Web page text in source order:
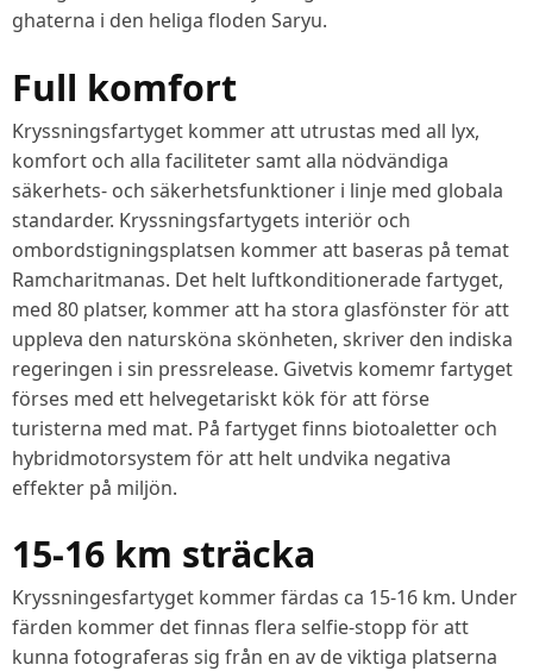
ghaterna i den heliga floden Saryu.
Full komfort
Kryssningsfartyget kommer att utrustas med all lyx,
komfort och alla faciliteter samt alla nödvändiga
säkerhets- och säkerhetsfunktioner i linje med globala
standarder. Kryssningsfartygets interiör och
ombordstigningsplatsen kommer att baseras på temat
Ramcharitmanas. Det helt luftkonditionerade fartyget,
med 80 platser, kommer att ha stora glasfönster för att
uppleva den natursköna skönheten, skriver den indiska
regeringen i sin pressrelease. Givetvis komemr fartyget
förses med ett helvegetariskt kök för att förse
turisterna med mat. På fartyget finns biotoaletter och
hybridmotorsystem för att helt undvika negativa
effekter på miljön.
15-16 km sträcka
Kryssningesfartyget kommer färdas ca 15-16 km. Under
färden kommer det finnas flera selfie-stopp för att
kunna fotograferas sig från en av de viktiga platserna